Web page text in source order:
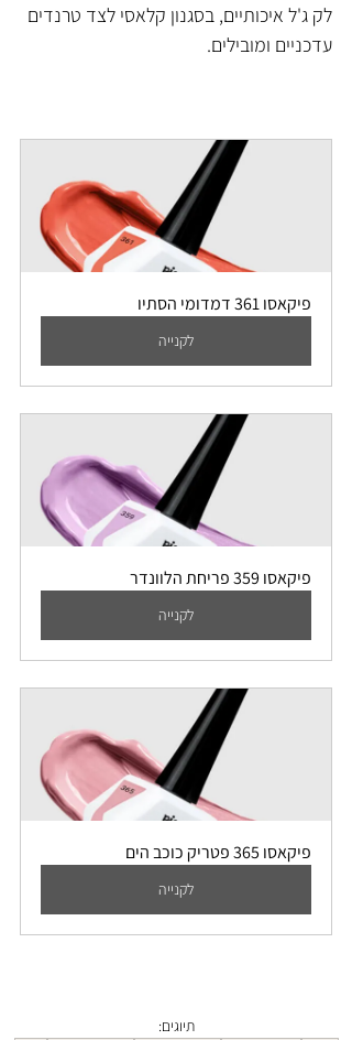
לק ג'ל איכותיים, בסגנון קלאסי לצד טרנדים
עדכניים ומובילים.
פיקאסו 361 דמדומי הסתיו
לקנייה
פיקאסו 359 פריחת הלוונדר
לקנייה
פיקאסו 365 פטריק כוכב הים
לקנייה
תיוגים: